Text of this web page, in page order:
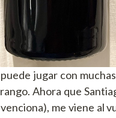
jugar con
Ahora que
me viene al